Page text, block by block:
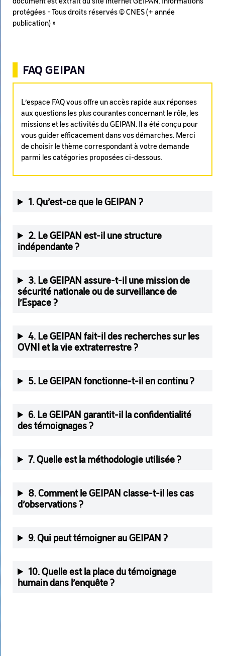
protégées - Tous droits réservés © CNES (+ année
publication) »
FAQ GEIPAN
L’espace FAQ vous offre un accès rapide aux réponses
aux questions les plus courantes concernant le rôle, les
missions et les activités du GEIPAN. Il a été conçu pour
vous guider efficacement dans vos démarches. Merci
de choisir le thème correspondant à votre demande
parmi les catégories proposées ci-dessous.
1. Qu’est-ce que le GEIPAN ?
2. Le GEIPAN est-il une structure
indépendante ?
3. Le GEIPAN assure-t-il une mission de
sécurité nationale ou de surveillance de
l’Espace ?
4. Le GEIPAN fait-il des recherches sur les
OVNI et la vie extraterrestre ?
5. Le GEIPAN fonctionne-t-il en continu ?
6. Le GEIPAN garantit-il la confidentialité
des témoignages ?
7. Quelle est la méthodologie utilisée ?
8. Comment le GEIPAN classe-t-il les cas
d’observations ?
9. Qui peut témoigner au GEIPAN ?
10. Quelle est la place du témoignage
humain dans l’enquête ?